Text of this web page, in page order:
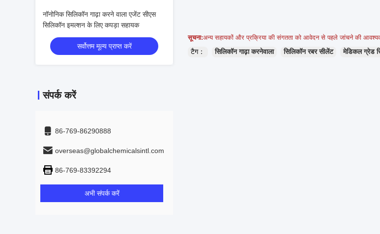
नॉनोनिक सिलिकॉन गाढ़ा करने वाला एजेंट सीएस
सिलिकॉन इमल्शन के लिए कपड़ा सहायक
सर्वोत्तम मूल्य प्राप्त करें
संपर्क करें
86-769-86290888
overseas@globalchemicalsintl.com
86-769-83392294
अभी संपर्क करें
सूचना:अन्य सहायकों और प्रक्रिया की संगतता को आवेदन से पहले जांचने की
टैग： सिलिकॉन गाढ़ा करनेवाला सिलिकॉन रबर सीलेंट मेडिकल ग्रेड